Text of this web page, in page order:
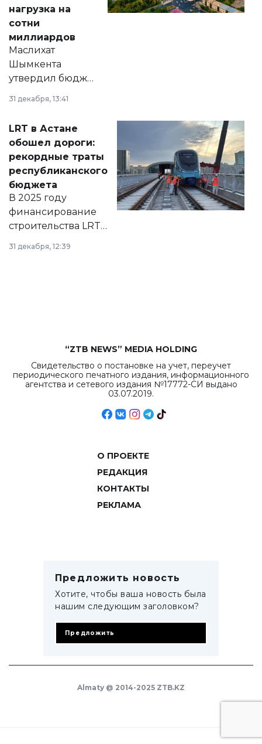
нагрузка на
сотни
миллиардов
Маслихат
Шымкента
утвердил бюджет
города на 2026–
2028 годы.
документ
появился в базе
нормативных
правовых актов и
на сайте маслихат
города.
31 декабря, 13:41
LRT в Астане
обошел дороги:
рекордные траты
республиканского
бюджета
В 2025 году
финансирование
строительства LRT
в Астане из
республиканского
31 декабря, 12:39
“ZTB NEWS” MEDIA HOLDING
Свидетельство о постановке на учет, переучет
периодического печатного издания, информационного
агентства и сетевого издания №17772-СИ выдано
03.07.2019.
О ПРОЕКТЕ
РЕДАКЦИЯ
КОНТАКТЫ
РЕКЛАМА
Предложить новость
Хотите, чтобы ваша новость была
нашим следующим заголовком?
Предложить
Almaty @ 2014-2025 ZTB.KZ